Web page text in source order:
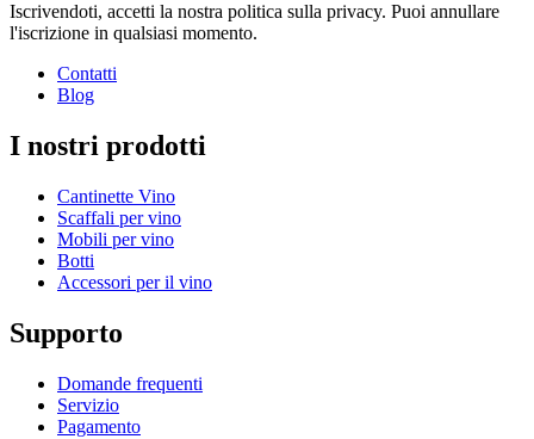
Iscrivendoti, accetti la nostra politica sulla privacy. Puoi annullare
l'iscrizione in qualsiasi momento.
Contatti
Blog
I nostri prodotti
Cantinette Vino
Scaffali per vino
Mobili per vino
Botti
Accessori per il vino
Supporto
Domande frequenti
Servizio
Pagamento